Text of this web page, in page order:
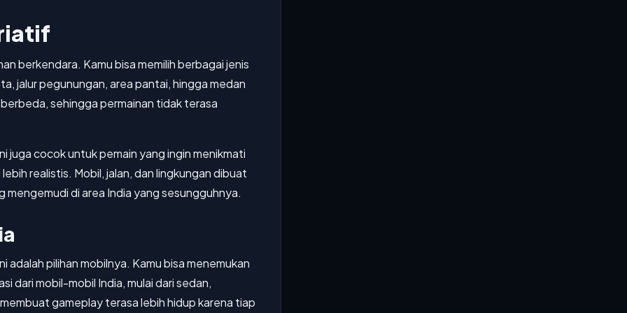
berkendara. Kamu bisa memilih berbagai jenis
jalur pegunungan, area pantai, hingga medan
sehingga permainan tidak terasa
juga cocok untuk pemain yang ingin menikmati
realistis. Mobil, jalan, dan lingkungan dibuat
mengemudi di area India yang sesungguhnya.
adalah pilihan mobilnya. Kamu bisa menemukan
dari mobil-mobil India, mulai dari sedan,
gameplay terasa lebih hidup karena tiap